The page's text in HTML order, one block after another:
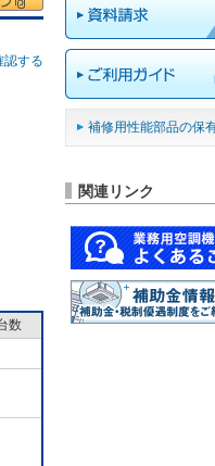
認する
数
補修用性能部品の保
関連リンク